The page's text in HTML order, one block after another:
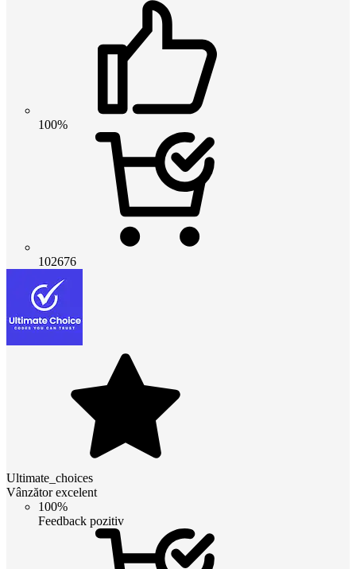
100%
102676
Ultimate_choices
Vânzător excelent
100%
Feedback pozitiv